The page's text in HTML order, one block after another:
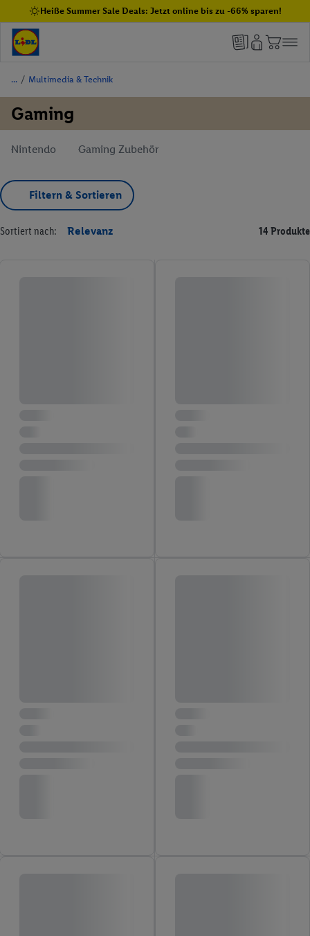
Heiße Summer Sale Deals: Jetzt online bis zu -66% sparen!
/ Multimedia & Technik
Gaming
Nintendo Gaming Zubehör
Filtern & Sortieren
Sortiert nach: Relevanz 14 Produkte